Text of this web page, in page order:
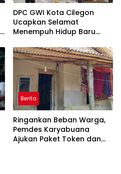
DPC GWI Kota Cilegon
Ucapkan Selamat
Menempuh Hidup Baru
Tuanku Ihza Kemalsya
Damanik
Berita
Ringankan Beban Warga,
Pemdes Karyabuana
Ajukan Paket Token dan